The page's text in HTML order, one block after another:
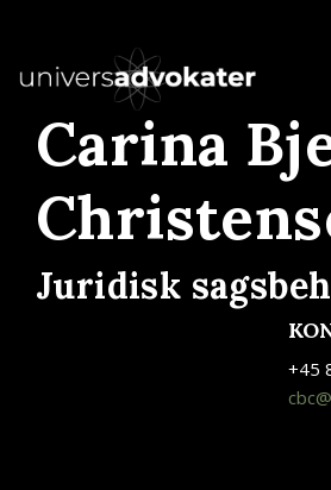
Carina
Juridisk
+45